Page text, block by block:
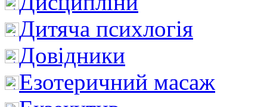
Дитяча психлогія
Довідники
Езотеричний масаж